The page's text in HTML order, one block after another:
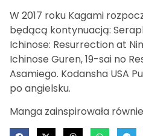
W 2017 roku Kagami
będącą kontynuacją:
Ichinose: Resurrection at
Ichinose Guren, 19-sai no
Asamiego. Kodansha USA
po angielsku.
Manga zainspirowała